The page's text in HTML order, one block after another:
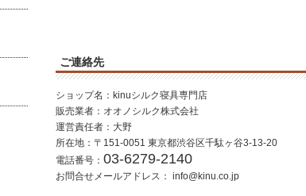
ご連絡先
ショップ名：kinuシルク寝具専門店
販売業者：オオノシルク株式会社
運営責任者：大野
所在地：〒151-0051 東京都渋谷区千駄ヶ谷3-13-20
電話番号： 03-6279-2140
お問合せメールアドレス： info@kinu.co.jp